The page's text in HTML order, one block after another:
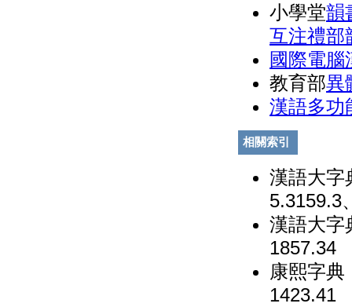
小學堂韻
互注禮部
國際電腦
教育部異
漢語多功
相關索引
漢語大字
5.3159.3
漢語大字
1857.34
康熙字典
1423.41